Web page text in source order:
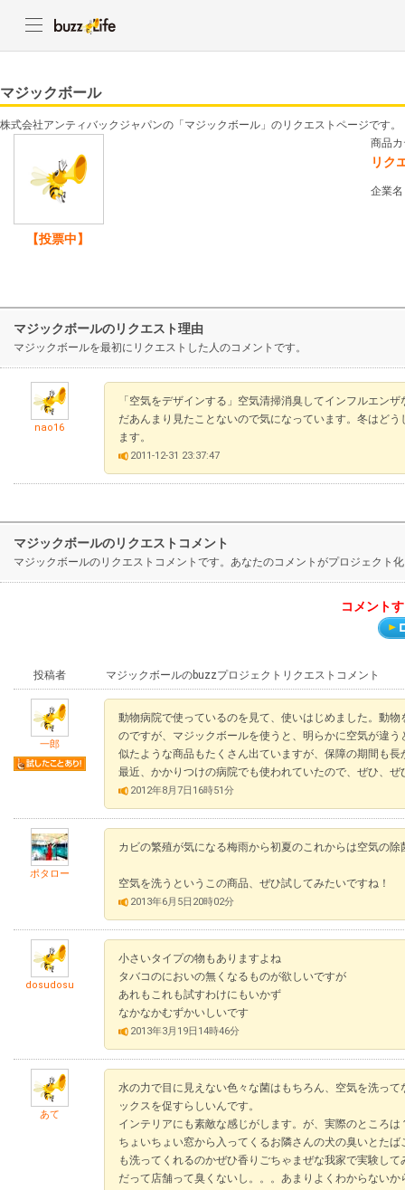
マジックボール
株式会社アンティバックジャパンの「マジックボール」のリクエストページです。
【投票中】
商品
リク
企業
マジックボールのリクエスト理由
マジックボールを最初にリクエストした人のコメントです。
nao16
「空気をデザインする」空気清掃消臭してインフルエン
だあんまり見たことないので気になっています。冬はど
ます。
2011-12-31 23:37:47
マジックボールのリクエストコメント
マジックボールのリクエストコメントです。あなたのコメントがプロジェクト
コメント
投稿者 マジックボールのbuzzプロジェクトリクエストコメント
一郎
動物病院で使っているのを見て、使いはじめました。動
のですが、マジックボールを使うと、明らかに空気が違う
似たような商品もたくさん出ていますが、保障の期間も
最近、かかりつけの病院でも使われていたので、ぜひ、
2012年8月7日16時51分
ポタロー
カビの繁殖が気になる梅雨から初夏のこれからは空気の除
空気を洗うというこの商品、ぜひ試してみたいですね！
2013年6月5日20時02分
dosudosu
小さいタイプの物もありますよね
タバコのにおいの無くなるものが欲しいですが
あれもこれも試すわけにもいかず
なかなかむずかいしいです
2013年3月19日14時46分
あて
水の力で目に見えない色々な菌はもちろん、空気を洗っ
ックスを促すらしいんです。
インテリアにも素敵な感じがします。が、実際のところは
ちょいちょい窓から入ってくるお隣さんの犬の臭いとた
も洗ってくれるのかぜひ香りごちゃまぜな我家で実験して
だって店舗って臭くないし。。。あまりよくわからないか